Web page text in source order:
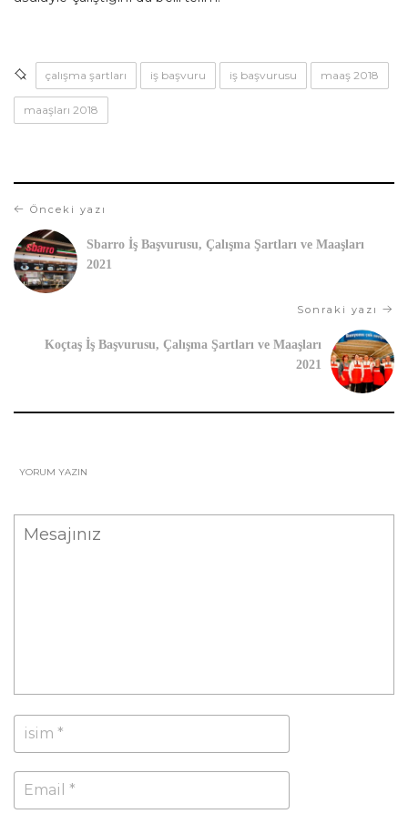
çalışma şartları iş başvuru iş başvurusu maaş 2018
maaşları 2018
Önceki yazı
Sbarro İş Başvurusu, Çalışma Şartları ve Maaşları
2021
Sonraki yazı
Koçtaş İş Başvurusu, Çalışma Şartları ve Maaşları
2021
YORUM YAZIN